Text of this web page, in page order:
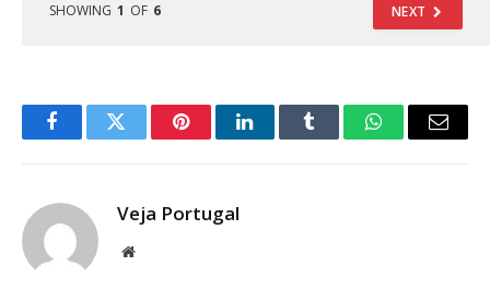
SHOWING 1 OF 6 NEXT
FacebookTwitter PinterestLinkedInTumblr WhatsAppEmail
Veja Portugal
Website